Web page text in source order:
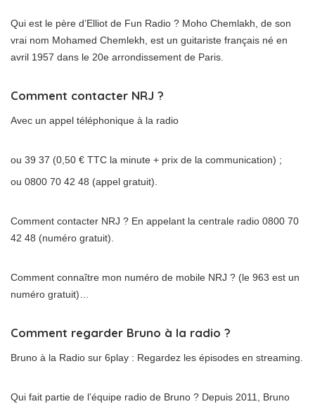
Qui est le père d’Elliot de Fun Radio ? Moho Chemlakh, de son
vrai nom Mohamed Chemlekh, est un guitariste français né en
avril 1957 dans le 20e arrondissement de Paris.
Comment contacter NRJ ?
Avec un appel téléphonique à la radio
ou 39 37 (0,50 € TTC la minute + prix de la communication) ;
ou 0800 70 42 48 (appel gratuit).
Comment contacter NRJ ? En appelant la centrale radio 0800 70
42 48 (numéro gratuit).
Comment connaître mon numéro de mobile NRJ ? (le 963 est un
numéro gratuit)…
Comment regarder Bruno à la radio ?
Bruno à la Radio sur 6play : Regardez les épisodes en streaming.
Qui fait partie de l’équipe radio de Bruno ? Depuis 2011, Bruno